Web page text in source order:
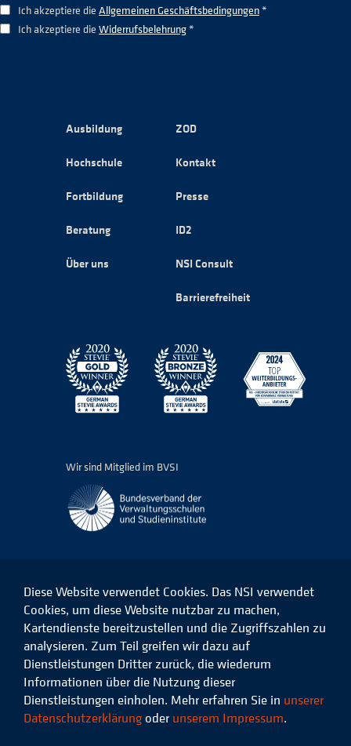
Ich akzeptiere die Allgemeinen Geschäftsbedingungen*
Ich akzeptiere die Widerrufsbelehrung*
Ausbildung
Hochschule
Fortbildung
Beratung
Über uns
ZOD
Kontakt
Presse
ID2
NSI Consult
Barrierefreiheit
Wir sind Mitglied im BVSI
Das
NSI
Facebook
Das
NSI
auf
LinkedIn
Das
NSI
auf
Instagram
Das
Xing
Datenschutz Impressum
Diese Website verwendet Cookies. Das NSI verwendet
Cookies, um diese Website nutzbar zu machen,
Kartendienste bereitzustellen und die Zugriffszahlen zu
analysieren. Zum Teil greifen wir dazu auf
Dienstleistungen Dritter zurück, die wiederum
Informationen über die Nutzung dieser
Dienstleistungen einholen. Mehr erfahren Sie in unserer
Datenschutzerklärung oder unserem Impressum.